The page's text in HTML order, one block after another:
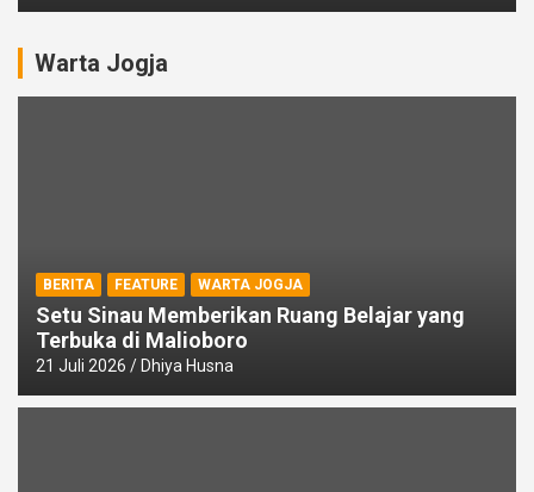
Warta Jogja
BERITA FEATURE WARTA JOGJA
Setu Sinau Memberikan Ruang Belajar yang
Terbuka di Malioboro
21 Juli 2026 Dhiya Husna